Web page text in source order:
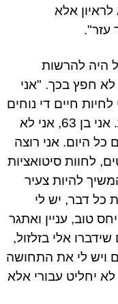
אלא
עזר".
היה להרשות
חפץ בכך. "אני
חיים די נוחים
אבל זה לא רק הסיטואציה הכספית. אני בן 63, אני לא
כל היום. אני רוצה
לחוות סיטואציות
להיות צעיר
כל דבר, יש לי
טוב, עניין ואתגר
אלי בזלזול,
ויש לי את התחושה
יחליט עבורי אלא